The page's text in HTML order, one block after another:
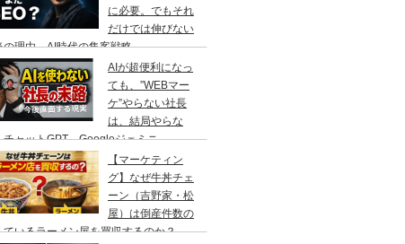
に必要。でもそれ
だけでは伸びない
の理由、AI時代の集客戦略
AIが超便利になっ
ても、”WEBマー
ケ”やらない社長
は、結局やらな
チャットGPT、Googleジェミニ
【マーケティン
グ】なぜ牛丼チェ
ーン（吉野家・松
屋）は倒産件数の
ているラーメン屋を買収するのか？